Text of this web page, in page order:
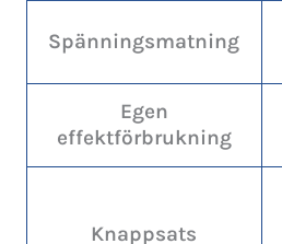
Spänningsmatning
Egen
effektförbrukning
Knappsats